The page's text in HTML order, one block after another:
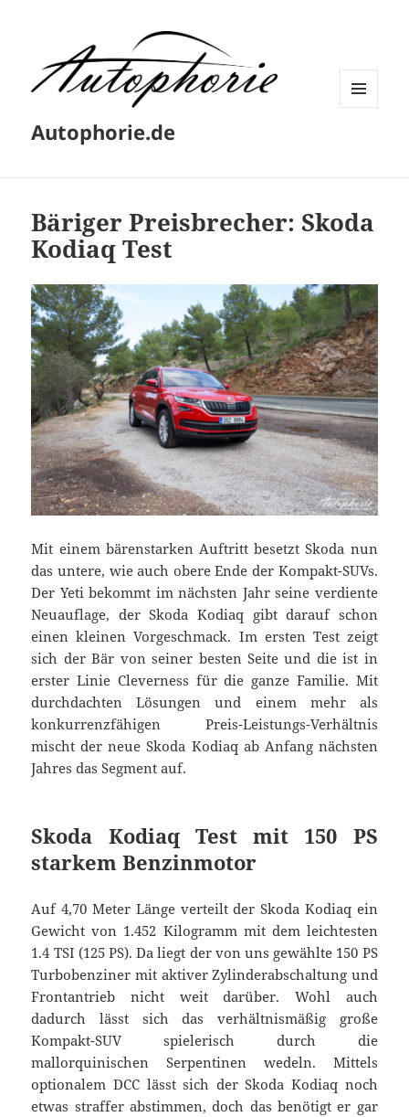
Autophorie.de
Bäriger Preisbrecher: Skoda
Kodiaq Test
Mit einem bärenstarken Auftritt besetzt Skoda nun
das untere, wie auch obere Ende der Kompakt-SUVs.
Der Yeti bekommt im nächsten Jahr seine verdiente
Neuauflage, der Skoda Kodiaq gibt darauf schon
einen kleinen Vorgeschmack. Im ersten Test zeigt
sich der Bär von seiner besten Seite und die ist in
erster Linie Cleverness für die ganze Familie. Mit
durchdachten Lösungen und einem mehr als
konkurrenzfähigen Preis-Leistungs-Verhältnis
mischt der neue Skoda Kodiaq ab Anfang nächsten
Jahres das Segment auf.
Skoda Kodiaq Test mit 150 PS
starkem Benzinmotor
Auf 4,70 Meter Länge verteilt der Skoda Kodiaq ein
Gewicht von 1.452 Kilogramm mit dem leichtesten
1.4 TSI (125 PS). Da liegt der von uns gewählte 150 PS
Turbobenziner mit aktiver Zylinderabschaltung und
Frontantrieb nicht weit darüber. Wohl auch
dadurch lässt sich das verhältnismäßig große
Kompakt-SUV spielerisch durch die
mallorquinischen Serpentinen wedeln. Mittels
optionalem DCC lässt sich der Skoda Kodiaq noch
etwas straffer abstimmen, doch das benötigt er gar